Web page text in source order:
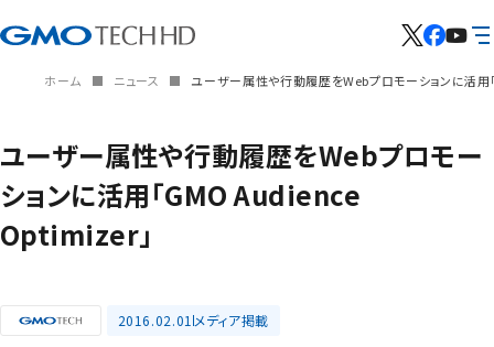
ホーム ニュース ユーザー属性や行動履歴をWebプロモーションに活
ユーザー属性や行動履歴をWebプロモー
ションに活用「GMO Audience
Optimizer」
2016.02.01 メディア掲載